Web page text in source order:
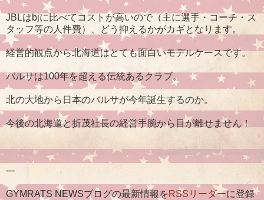
JBLはbjに比べてコストが高いので（主に選手・コーチ・ス
タッフ等の人件費）、どう抑えるかがカギとなります。
経営的観点から北海道はとても面白いモデルケースです。
バルサは100年を超える伝統あるクラブ。
北の大地から日本のバルサが今年誕生するのか。
今後の北海道と折茂社長の経営手腕から目が離せません！
---
GYMRATS NEWSブログの最新情報をRSSリーダーに登録